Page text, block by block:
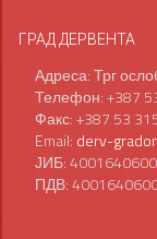
ГРАД ДЕРВЕНТА
Адреса: Трг
Телефон: +387
Факс: +387 53
Email: derv-
ЈИБ:
ПДВ: